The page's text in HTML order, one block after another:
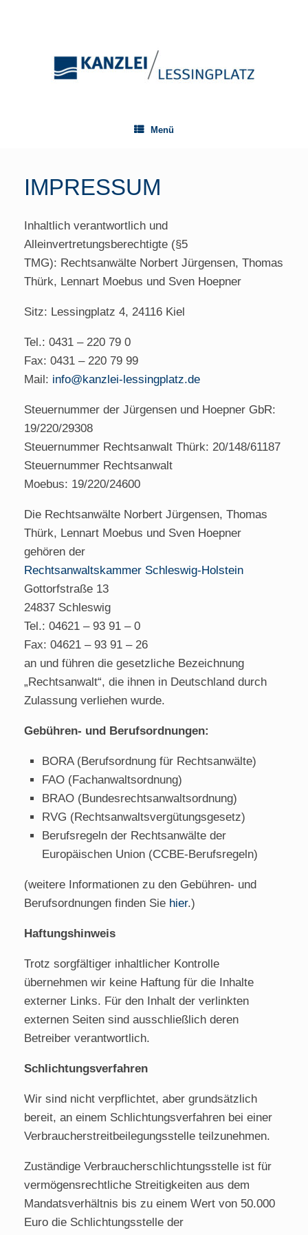
Menü
IMPRESSUM
Inhaltlich verantwortlich und
Alleinvertretungsberechtigte (§5
TMG): Rechtsanwälte Norbert Jürgensen, Thomas
Thürk, Lennart Moebus und Sven Hoepner
Sitz: Lessingplatz 4, 24116 Kiel
Tel.: 0431 – 220 79 0
Fax: 0431 – 220 79 99
Mail: info@kanzlei-lessingplatz.de
Steuernummer der Jürgensen und Hoepner GbR:
19/220/29308
Steuernummer Rechtsanwalt Thürk: 20/148/61187
Steuernummer Rechtsanwalt
Moebus: 19/220/24600
Die Rechtsanwälte Norbert Jürgensen, Thomas
Thürk, Lennart Moebus und Sven Hoepner
gehören der
Rechtsanwaltskammer Schleswig-Holstein
Gottorfstraße 13
24837 Schleswig
Tel.: 04621 – 93 91 – 0
Fax: 04621 – 93 91 – 26
an und führen die gesetzliche Bezeichnung
„Rechtsanwalt“, die ihnen in Deutschland durch
Zulassung verliehen wurde.
Gebühren- und Berufsordnungen:
BORA (Berufsordnung für Rechtsanwälte)
FAO (Fachanwaltsordnung)
BRAO (Bundesrechtsanwaltsordnung)
RVG (Rechtsanwaltsvergütungsgesetz)
Berufsregeln der Rechtsanwälte der
Europäischen Union (CCBE-Berufsregeln)
(weitere Informationen zu den Gebühren- und
Berufsordnungen finden Sie hier.)
Haftungshinweis
Trotz sorgfältiger inhaltlicher Kontrolle
übernehmen wir keine Haftung für die Inhalte
externer Links. Für den Inhalt der verlinkten
externen Seiten sind ausschließlich deren
Betreiber verantwortlich.
Schlichtungsverfahren
Wir sind nicht verpflichtet, aber grundsätzlich
bereit, an einem Schlichtungsverfahren bei einer
Verbraucherstreitbeilegungsstelle teilzunehmen.
Zuständige Verbraucherschlichtungsstelle ist für
vermögensrechtliche Streitigkeiten aus dem
Mandatsverhältnis bis zu einem Wert von 50.000
Euro die Schlichtungsstelle der